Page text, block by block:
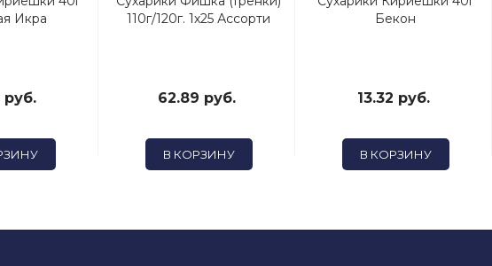
Икра
руб.
110г/120г. 1х25 Ассорти
62.89 руб.
В КОРЗИНУ
Бекон
13.32 руб.
В КОРЗИНУ